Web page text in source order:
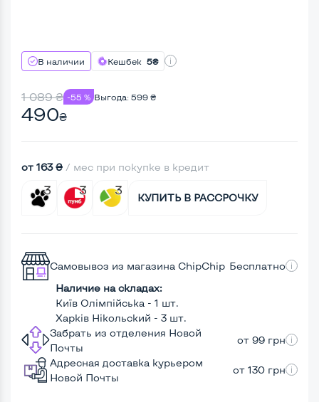
В наличии Кешбек 5₴
1 089₴ -55 % Выгода: 599 ₴
490₴
от 163 ₴ / мес при покупке в кредит
КУПИТЬ В РАССРОЧКУ
Самовывоз из магазина ChipChip Бесплатно
Наличие на складах:
Київ Олімпійська - 1 шт.
Харків Нікольский - 3 шт.
Забрать из отделения Новой
Почты
от 99 грн
Адресная доставка курьером
Новой Почты
от 130 грн